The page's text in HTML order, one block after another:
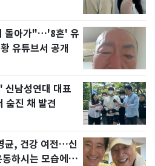
돌아가"…'8혼' 유
유튜브서 공개
신남성연대 대표
숨진 채 발견
균, 건강 여전…신
하시는 모습에 큰